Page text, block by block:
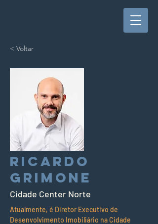
< Voltar
Ricardo
Grimone
Cidade Center Norte
Atualmente, é Diretor Executivo de
Desenvolvimento Imobiliário na Cidade